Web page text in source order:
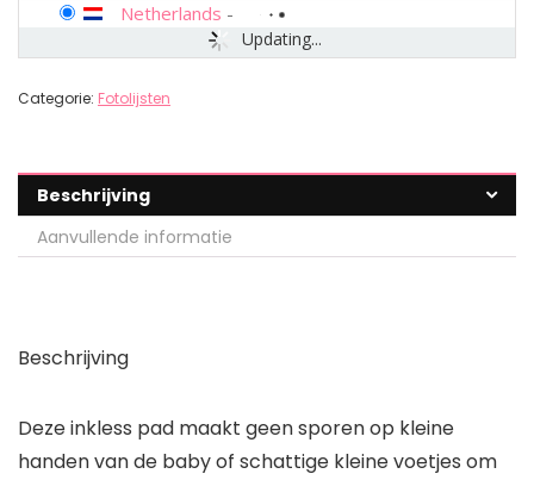
Updating...
Netherlands -
Categorie: Fotolijsten
Beschrijving
Aanvullende informatie
Beschrijving
Deze inkless pad maakt geen sporen op kleine
handen van de baby of schattige kleine voetjes om